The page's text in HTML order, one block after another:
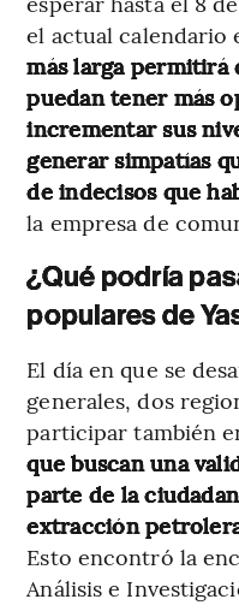
el actual calendario
más larga permitirá
puedan tener más
incrementar sus
generar simpatías
de indecisos que
la empresa de
¿Qué podría
populares de
El día en que se
generales, dos
participar también
que buscan una
parte de la
extracción
Esto encontró la
Análisis e